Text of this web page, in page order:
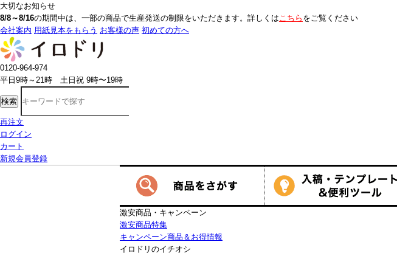
大切なお知らせ
8/8～8/16の期間中は、一部の商品で生産発送の制限をいただきます。詳しくはこちら をご覧ください
会社案内 用紙見本をもらう お客様の声 初めての方へ
0120-964-974
平日9時～21時 土日祝 9時〜19時
検索
再注文
ログイン
カート
新規会員登録
激安商品・キャンペーン
激安商品特集
キャンペーン商品＆お得情報
イロドリのイチオシ